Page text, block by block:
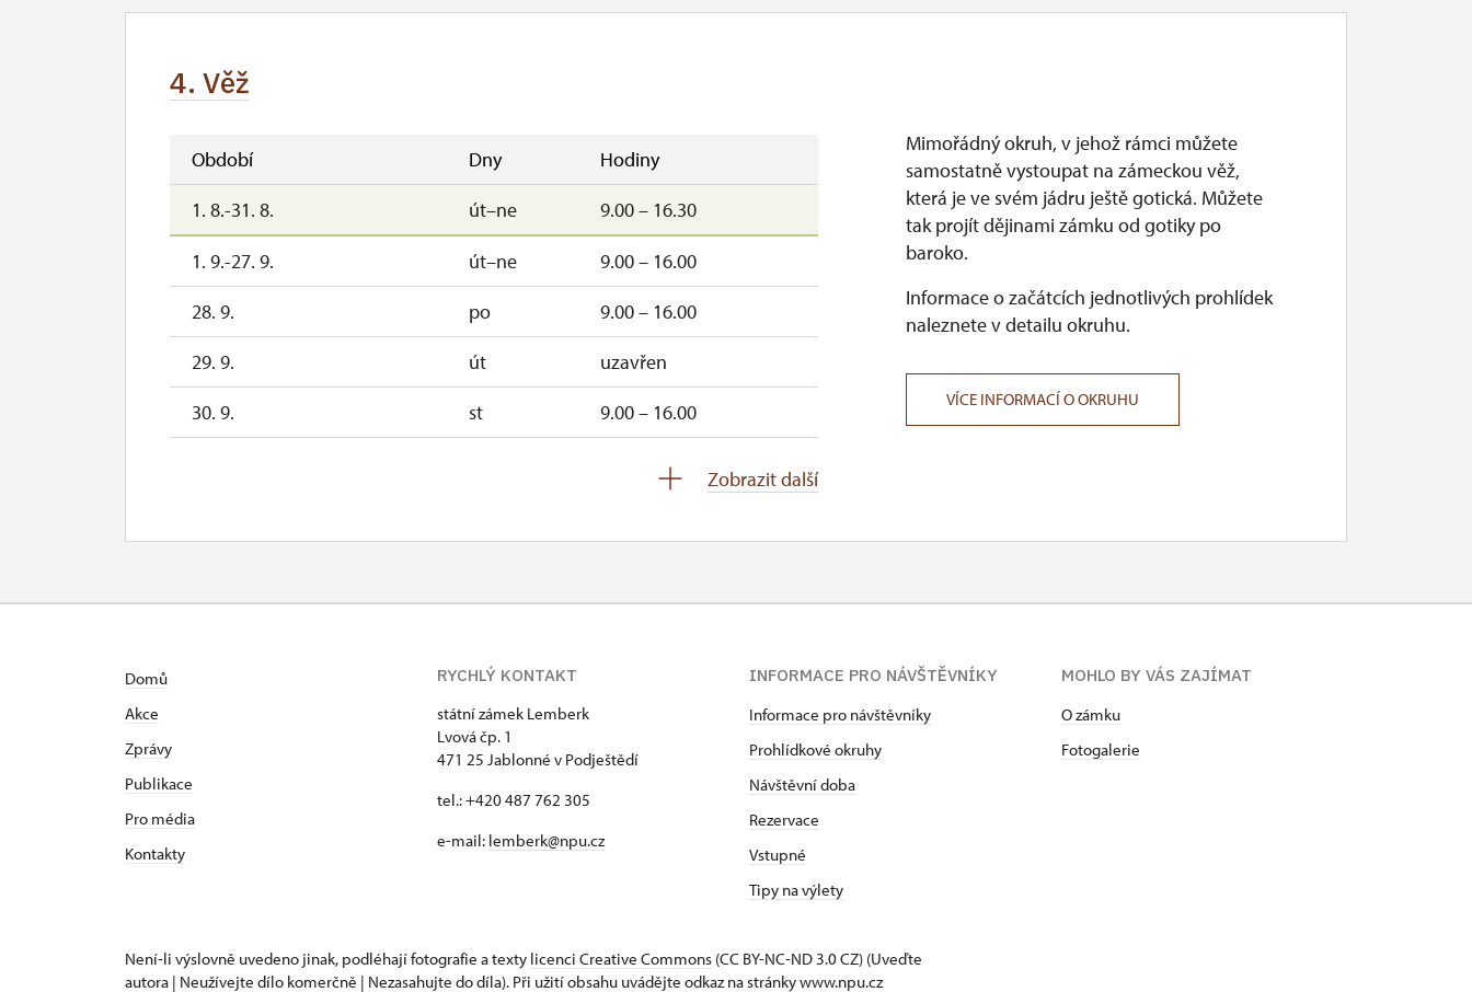
28. 10.-31. 10.
1. 11.
ne
9.00 – 15.00
2. 11.-30. 11.
uzavřen
1. 12.-31. 12.
uzavřen
4. Věž
Období Dny
Hodiny
1. 8.-31. 8.
út–ne 9.00 – 16.30
1. 9.-27. 9. út–ne
9.00 – 16.00
28. 9.
po
9.00 – 16.00
29. 9.
út
uzavřen
30. 9.
st
9.00 – 16.00
9.00 – 15.00
st–ne
ne
uzavřen
1. 12.-31. 12.
Zobrazit další
Mimořádný okruh, v jehož rámci můžete
samostatně vystoupat na zámeckou věž,
která je ve svém jádru ještě gotická. Můžete
tak projít dějinami zámku od gotiky po
baroko.
Informace o začátcích jednotlivých prohlídek
naleznete v detailu okruhu.
VÍCE INFORMACÍ O OKRUHU
Domů
Akce
Zprávy
Publikace
Pro média
Kontakty
RYCHLÝ KONTAKT
státní zámek Lemberk
Lvová čp. 1
471 25 Jablonné v Podještědí
tel.: +420 487 762 305
e-mail: lemberk@npu.cz
INFORMACE PRO NÁVŠTĚVNÍKY
Informace pro návštěvníky
Prohlídkové okruhy
Návštěvní doba
Rezervace
Vstupné
Tipy na výlety
MOHLO BY VÁS ZAJÍMAT
O zámku
Fotogalerie
Není-li výslovně uvedeno jinak, podléhají fotografie a texty licenci Creative Commons (CC BY-NC-ND 3.0 CZ) (Uveďte
autora | Neužívejte dílo komerčně | Nezasahujte do díla). Při užití obsahu uvádějte odkaz na stránky www.npu.cz